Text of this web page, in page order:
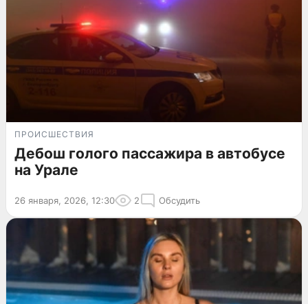
ПРОИСШЕСТВИЯ
Дебош голого пассажира в автобусе
на Урале
26 января, 2026, 12:30 2 Обсудить